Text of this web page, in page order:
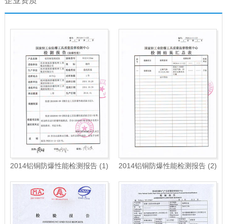
2014铝铜防爆性能检测报告 (1) 2014铝铜防爆性能检测报告 (2)